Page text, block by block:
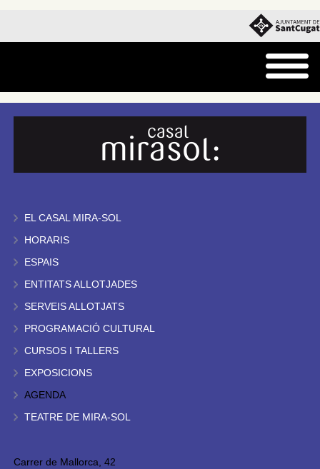
EL CASAL MIRA-SOL
HORARIS
ESPAIS
ENTITATS ALLOTJADES
SERVEIS ALLOTJATS
PROGRAMACIÓ CULTURAL
CURSOS I TALLERS
EXPOSICIONS
AGENDA
TEATRE DE MIRA-SOL
Carrer de Mallorca, 42